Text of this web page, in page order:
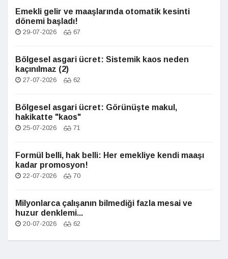
Emekli gelir ve maaşlarında otomatik kesinti
dönemi başladı!
29-07-2026 67
Bölgesel asgari ücret: Sistemik kaos neden
kaçınılmaz (2)
27-07-2026 62
Bölgesel asgari ücret: Görünüşte makul,
hakikatte "kaos"
25-07-2026 71
Formül belli, hak belli: Her emekliye kendi maaşı
kadar promosyon!
22-07-2026 70
Milyonlarca çalışanın bilmediği fazla mesai ve
huzur denklemi...
20-07-2026 62